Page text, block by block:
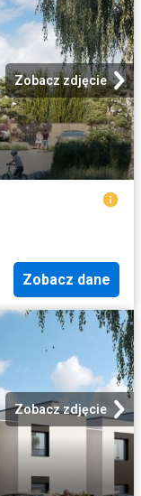
Zobacz zdjęcie
Zobacz dane
Zobacz zdjęcie